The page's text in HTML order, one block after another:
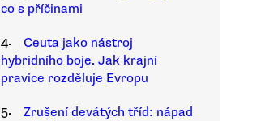
co s příčinami
4.
Ceuta jako nástroj
hybridního boje. Jak krajní
pravice rozděluje Evropu
5.
Zrušení devátých tříd: nápad